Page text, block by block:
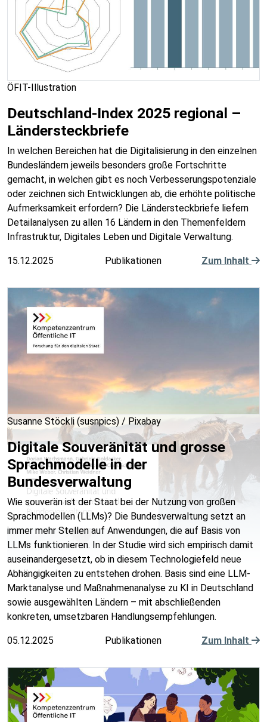
ÖFIT-Illustration
Deutschland-Index 2025 regional –
Ländersteckbriefe
In welchen Bereichen hat die Digitalisierung in den einzelnen
Bundesländern jeweils besonders große Fortschritte
gemacht, in welchen gibt es noch Verbesserungspotenziale
oder zeichnen sich Entwicklungen ab, die erhöhte politische
Aufmerksamkeit erfordern? Die Ländersteckbriefe liefern
Detailanalysen zu allen 16 Ländern in den Themenfeldern
Infrastruktur, Digitales Leben und Digitale Verwaltung.
15.12.2025 Publikationen Zum Inhalt
Susanne Stöckli (susnpics) / Pixabay
Digitale Souveränität und grosse
Sprachmodelle in der
Bundesverwaltung
Wie souverän ist der Staat bei der Nutzung von großen
Sprachmodellen (LLMs)? Die Bundesverwaltung setzt an
immer mehr Stellen auf Anwendungen, die auf Basis von
LLMs funktionieren. In der Studie wird sich empirisch damit
auseinandergesetzt, ob in diesem Technologiefeld neue
Abhängigkeiten zu entstehen drohen. Basis sind eine LLM-
Marktanalyse und Maßnahmenanalyse zu KI in Deutschland
sowie ausgewählten Ländern – mit abschließenden
konkreten, umsetzbaren Handlungsempfehlungen.
05.12.2025 Publikationen Zum Inhalt